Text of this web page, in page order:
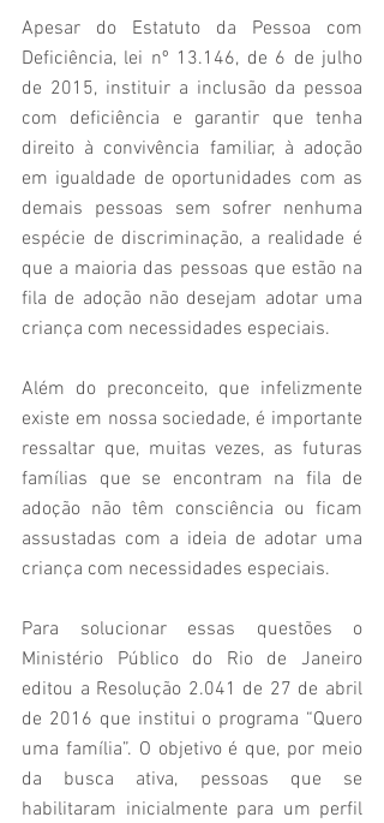
Apesar do Estatuto da Pessoa com
Deficiência, lei nº 13.146, de 6 de julho
de 2015, instituir a inclusão da pessoa
com deficiência e garantir que tenha
direito à convivência familiar, à adoção
em igualdade de oportunidades com as
demais pessoas sem sofrer nenhuma
espécie de discriminação, a realidade é
que a maioria das pessoas que estão na
fila de adoção não desejam adotar uma
criança com necessidades especiais.
Além do preconceito, que infelizmente
existe em nossa sociedade, é importante
ressaltar que, muitas vezes, as futuras
famílias que se encontram na fila de
adoção não têm consciência ou ficam
assustadas com a ideia de adotar uma
criança com necessidades especiais.
Para solucionar essas questões o
Ministério Público do Rio de Janeiro
editou a Resolução 2.041 de 27 de abril
de 2016 que institui o programa “Quero
uma família”. O objetivo é que, por meio
da busca ativa, pessoas que se
habilitaram inicialmente para um perfil